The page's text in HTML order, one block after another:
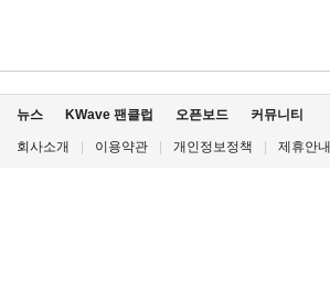
뉴스 KWave 팬클럽 오픈보드 커뮤니티
회사소개 이용약관 개인정보정책 제휴안내